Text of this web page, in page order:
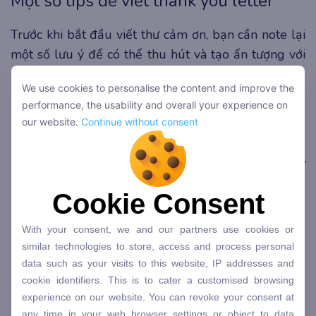
Trước khi bắt đầu viết thư cảm ơn, bạn cần note lại
một số lưu ý để có thể thu hút và tạo ấn tượng với
người đọc. ELSA Speak đã tổng hợp dưới đây:
Khi khách hàng đăng ký trên trang web của
bạn, đăng ký nhận bản tin, đăng ký tham gia
buổi đào tạo, hoặc thực hiện một giao dịch
mua, việc thiết lập các chiến dịch email tự
động với nhiều mẫu khác nhau phản ánh
phong cách của thương hiệu là rất quan trọng.
Hãy cân nhắc kỹ lưỡng về tiêu đề của thư cảm
ơn (nên thu hút sự quan tâm của người nhận
và khuyến khích họ mở tin nhắn).
Đảm bảo gọi tên người đăng ký; nhiều dịch vụ
We use cookies to personalise the content and improve the
performance, the usability and overall your experience on
our website. Continue without consent
Cookie Consent
With your consent, we and our partners use cookies or
similar technologies to store, access and process personal
data such as your visits to this website, IP addresses and
cookie identifiers. This is to cater a customised browsing
experience on our website. You can revoke your consent at